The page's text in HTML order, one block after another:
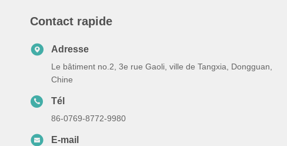
Contact rapide
Adresse
Le bâtiment no.2, 3e rue Gaoli, ville de Tangxia, Dongguan,
Chine
Tél
86-0769-8772-9980
E-mail